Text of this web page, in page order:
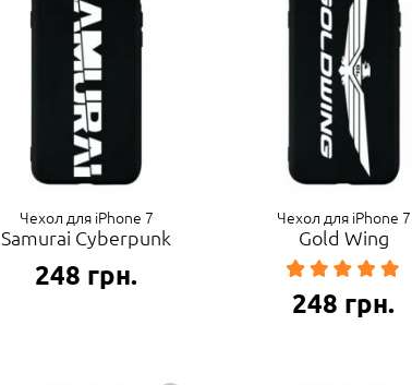
Чехол для iPhone 7
Samurai Cyberpunk
248 грн.
Чехол для iPhone 7
Gold Wing
248 грн.